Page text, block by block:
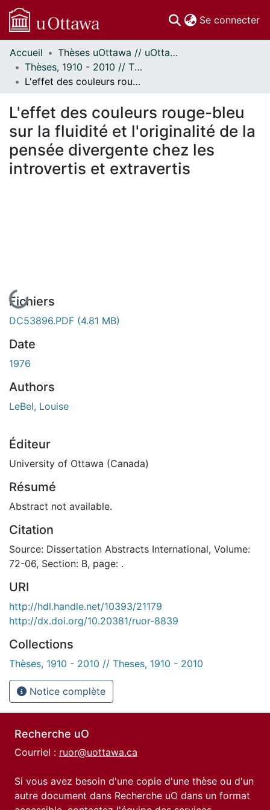
Se connecter
Communautés
et collections
Parcourir
À propos
Accueil
Thèses uOttawa // uOttawa Theses
Thèses, 1910 - 2010 // Theses, 1910 - 2010
L'effet des couleurs rouge-bleu sur la fluidité et l'originalité de la pensée divergente chez les introvertis et extravertis
L'effet des couleurs rouge-bleu
sur la fluidité et l'originalité de la
pensée divergente chez les
introvertis et extravertis
En cours de chargement...
Fichiers
DC53896.PDF (4.81 MB)
Date
1976
Authors
LeBel, Louise
Éditeur
University of Ottawa (Canada)
Résumé
Abstract not available.
Citation
Source: Dissertation Abstracts International, Volume:
72-06, Section: B, page: .
URI
http://hdl.handle.net/10393/21179
http://dx.doi.org/10.20381/ruor-8839
Collections
Thèses, 1910 - 2010 // Theses, 1910 - 2010
Notice complète
Recherche uO
Courriel : ruor@uottawa.ca
Si vous avez besoin d'une copie d'une thèse ou d'un
autre document dans Recherche uO dans un format